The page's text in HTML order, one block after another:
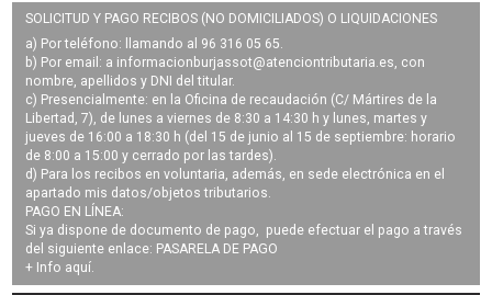
SOLICITUD Y PAGO RECIBOS (NO DOMICILIADOS) O LIQUIDACIONES
a) Por teléfono: llamando al 96 316 05 65.
b) Por email: a informacionburjassot@atenciontributaria.es, con
nombre, apellidos y DNI del titular.
c) Presencialmente: en la Oficina de recaudación (C/ Mártires de la
Libertad, 7), de lunes a viernes de 8:30 a 14:30 h y lunes, martes y
jueves de 16:00 a 18:30 h (del 15 de junio al 15 de septiembre: horario
de 8:00 a 15:00 y cerrado por las tardes).
d) Para los recibos en voluntaria, además, en sede electrónica en el
apartado mis datos/objetos tributarios.
PAGO EN LÍNEA:
Si ya dispone de documento de pago, puede efectuar el pago a través
del siguiente enlace: PASARELA DE PAGO
+ Info aquí.